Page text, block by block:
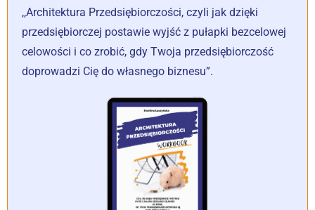
,,Architektura Przedsiębiorczości, czyli jak dzięki
przedsiębiorczej postawie wyjść z pułapki bezcelowej
celowości i co zrobić, gdy Twoja przedsiębiorczość
doprowadzi Cię do własnego biznesu”.